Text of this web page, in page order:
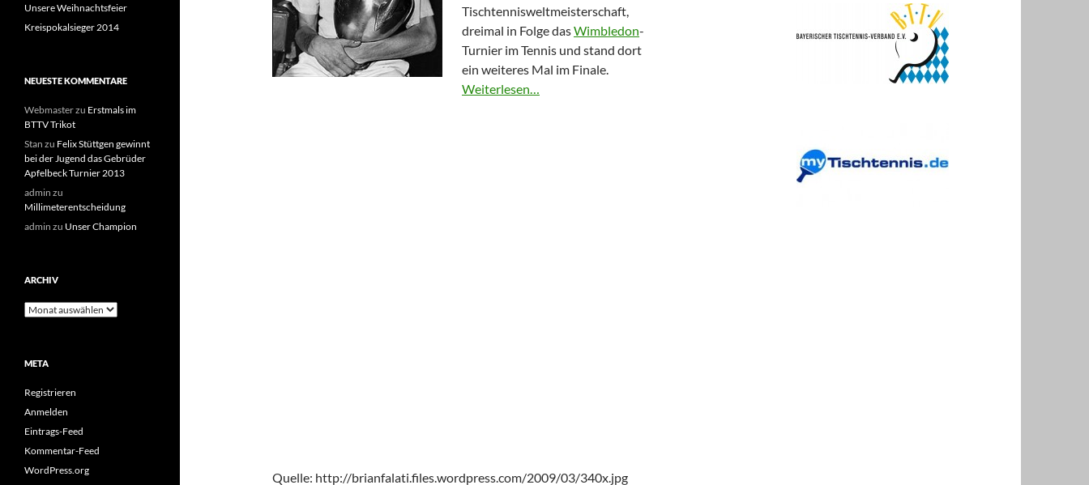
Tischtennisweltmeisterschaft,
dreimal in Folge dasWimbledon-
Turnier im Tennis und stand dort
ein weiteres Mal im Finale.
Weiterlesen…
Quelle: http://brianfalati.files.wordpress.com/2009/03/340x.jpg
Unsere Weihnachtsfeier
Kreispokalsieger 2014
NEUESTE KOMMENTARE
Webmasterzu Erstmals im
BTTV Trikot
Stan zu Felix Stüttgen gewinnt
bei der Jugend das Gebrüder
Apfelbeck Turnier 2013
admin zu
Millimeterentscheidung
admin zu Unser Champion
ARCHIV
Archiv
META
Registrieren
Anmelden
Eintrags-Feed
Kommentar-Feed
WordPress.org